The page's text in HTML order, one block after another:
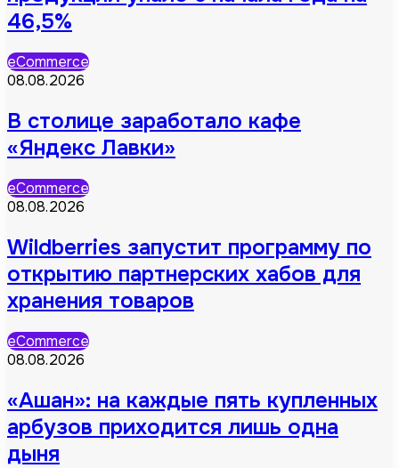
46,5%
eCommerce
08.08.2026
В столице заработало кафе
«Яндекс Лавки»
eCommerce
08.08.2026
Wildberries запустит программу по
открытию партнерских хабов для
хранения товаров
eCommerce
08.08.2026
«Ашан»: на каждые пять купленных
арбузов приходится лишь одна
дыня